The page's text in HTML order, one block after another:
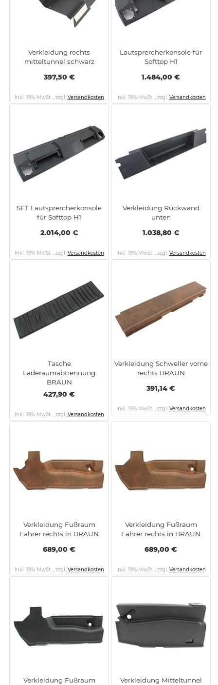
Verkleidung rechts
mitteltunnel schwarz
397,50 €
Inkl. 19% MwSt. , zzgl. Versandkosten
Lautsprercherkonsole für
Softtop H1
1.484,00 €
Inkl. 19% MwSt. , zzgl. Versandkosten
SET Lautsprercherkonsole
für Softtop H1
2.014,00 €
Inkl. 19% MwSt. , zzgl. Versandkosten
Verkleidung Rückwand
unten
1.038,80 €
Inkl. 19% MwSt. , zzgl. Versandkosten
Tasche
Laderaumabtrennung
BRAUN
427,90 €
Inkl. 19% MwSt. , zzgl. Versandkosten
Verkleidung Schweller vorne
rechts BRAUN
391,14 €
Inkl. 19% MwSt. , zzgl. Versandkosten
Verkleidung Fußraum
Fahrer rechts in BRAUN
689,00 €
Inkl. 19% MwSt. , zzgl. Versandkosten
Verkleidung Fußraum
Fahrer rechts in BRAUN
689,00 €
Inkl. 19% MwSt. , zzgl. Versandkosten
Verkleidung Fußraum
Verkleidung Mitteltunnel